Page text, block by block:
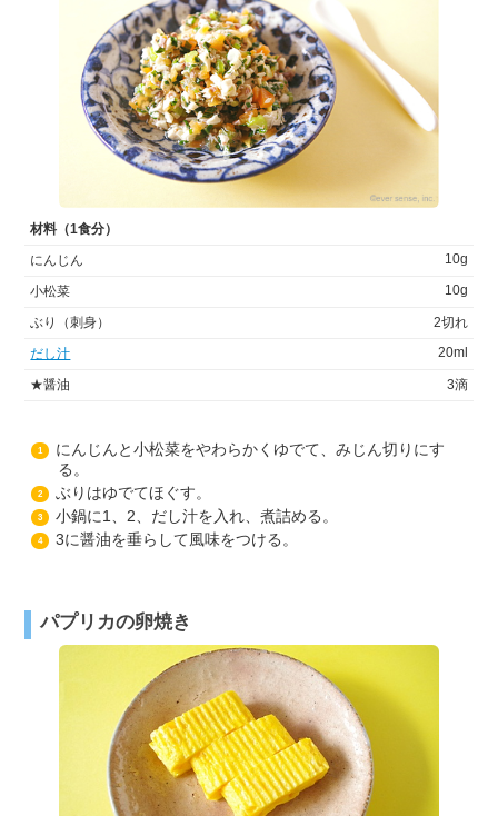
材料（1食分）
にんじん
10g
小松菜 10g
ぶり（刺身）
2切れ
だし汁
20ml
★醤油 3滴
1
にんじんと小松菜をやわらかくゆでて、みじん切りにす
る。
2 ぶりはゆでてほぐす。
3 小鍋に1、2、だし汁を入れ、煮詰める。
4 3に醤油を垂らして風味をつける。
パプリカの卵焼き